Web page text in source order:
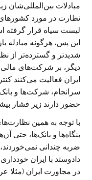
مبادلات بین‌المللی‌شان
نظارت در مورد
لیست سیاه قرار گرفته
این پس، هرگونه مبادله
شدید‌تر و گسترده‌تر از
دیگر، بر شرکت‌های مالی
ایران فعالیت می‌کنند
سر‌انجام، شرکت‌ها و
حضور دارند زیر فشار
با توجه به همین
بنگاه‌ها و بانک‌ها، حتی
ضربه چندانی
داد‌و‌ستد با ایران
در مجاورت ایران (مثلا